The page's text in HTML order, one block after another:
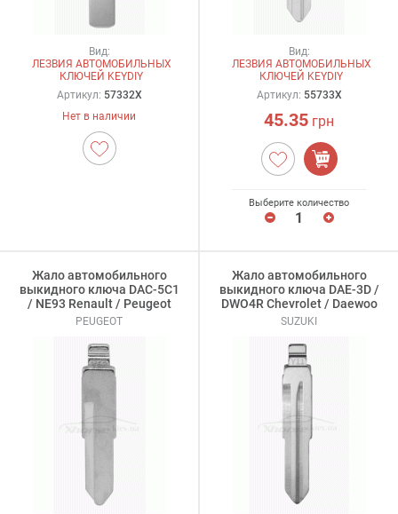
Вид:
ЛЕЗВИЯ АВТОМОБИЛЬНЫХ
КЛЮЧЕЙ KEYDIY
Артикул: 57332X
Нет в наличии
Вид:
ЛЕЗВИЯ АВТОМОБИЛЬНЫХ
КЛЮЧЕЙ KEYDIY
Артикул: 55733X
45.35 грн
Выберите количество
Жало автомобильного
выкидного ключа DAC-5C1
/ NE93 Renault / Peugeot
PEUGEOT
Жало автомобильного
выкидного ключа DAE-3D /
DWO4R Chevrolet / Daewoo
SUZUKI